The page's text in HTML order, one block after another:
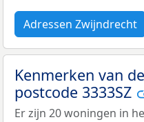
Adressen Zwijndrecht
Kenmerken van
postcode 3333SZ
Er zijn 20 woningen in